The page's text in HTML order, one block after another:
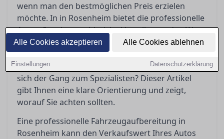
Alle Cookies akzeptieren Alle Cookies ablehnen
Einstellungen Datenschutzerklärung
wenn man den bestmöglichen Preis erzielen
möchte. In in Rosenheim bietet die professionelle
Autoaufbereitungzahlreiche Vorteile, um den Wert
des Fahrzeugs zu steigern. Doch welche
Maßnahmen sind wirklich notwendig, welche
Kosten kommen auf einen zu, und wann lohnt
sich der Gang zum Spezialisten? Dieser Artikel
gibt Ihnen eine klare Orientierung und zeigt,
worauf Sie achten sollten.
Eine professionelle Fahrzeugaufbereitung in
Rosenheim kann den Verkaufswert Ihres Autos